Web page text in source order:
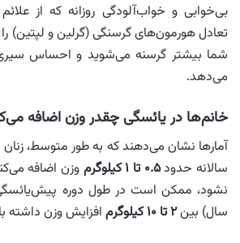
بی‌خوابی و خواب‌آلودگی روزانه که از
تعادل هورمون‌های گرسنگی (گرلین و لپتین)
شما بیشتر گرسنه می‌شوید و احساس
می‌دهد.
خانم‌ها در یائسگی چقدر وزن اضافه
سالانه حدود۰.۵ تا ۱ کیلوگرم
وزن اضافه
سال) بین۲ تا ۱۰ کیلوگرم افزایش وزن داشته